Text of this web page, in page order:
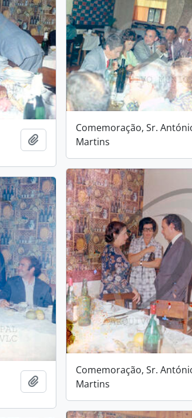
Comemoração, Sr.
Martins
Add to clipboard
Comemoração, Sr.
Martins
Add to clipboard